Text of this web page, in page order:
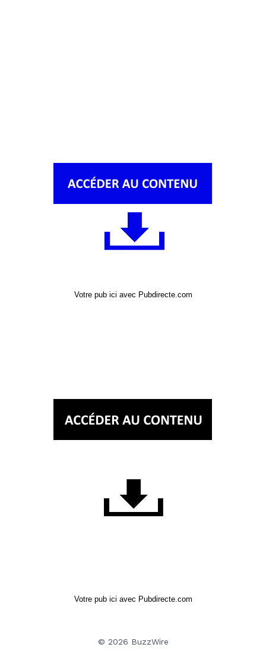
Votre pub ici avec Pubdirecte.com
Votre pub ici avec Pubdirecte.com
© 2026 BuzzWire